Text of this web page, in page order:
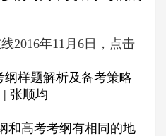
2016年11月6日，点击
纲样题解析及备考策略
| 张顺均
和高考考纲有相同的地